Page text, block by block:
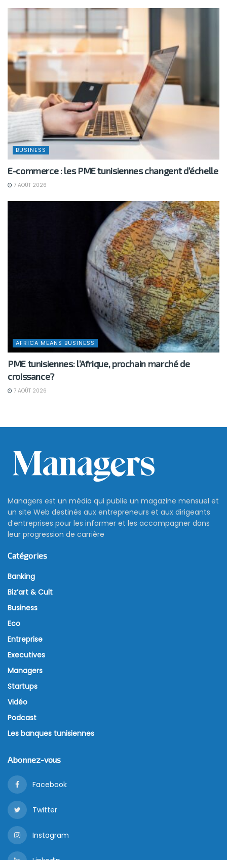
BUSINESS
E-commerce : les PME tunisiennes changent d’échelle
7 AOÛT 2026
AFRICA MEANS BUSINESS
PME tunisiennes: l’Afrique, prochain marché de
croissance?
7 AOÛT 2026
Managers est un média qui publie un magazine mensuel et
un site Web destinés aux entrepreneurs et aux dirigeants
d’entreprises pour les informer et les accompagner dans
leur progression de carrière
Catégories
Banking
Biz’art & Cult
Business
Eco
Entreprise
Executives
Managers
Startups
Vidéo
Podcast
Les banques tunisiennes
Abonnez-vous
Facebook
Twitter
Instagram